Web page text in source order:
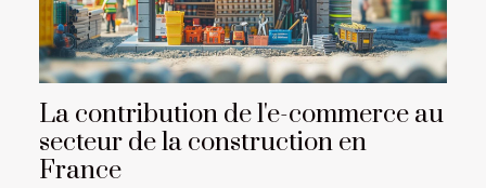
La contribution de l'e-commerce au
secteur de la construction en
France